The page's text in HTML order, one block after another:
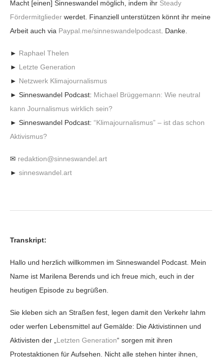
Macht [einen] Sinneswandel möglich, indem ihr Steady
Fördermitglieder werdet. Finanziell unterstützen könnt ihr meine
Arbeit auch via Paypal.me/sinneswandelpodcast . Danke.
► Raphael Thelen
► Letzte Generation
► Netzwerk Klimajournalismus
► Sinneswandel Podcast: Michael Brüggemann: Wie neutral
kann Journalismus wirklich sein?
► Sinneswandel Podcast: “Klimajournalismus” – ist das schon
Aktivismus?
✉ redaktion@sinneswandel.art
► sinneswandel.art
Transkript:
Hallo und herzlich willkommen im Sinneswandel Podcast. Mein
Name ist Marilena Berends und ich freue mich, euch in der
heutigen Episode zu begrüßen.
Sie kleben sich an Straßen fest, legen damit den Verkehr lahm
oder werfen Lebensmittel auf Gemälde: Die Aktivistinnen und
Aktivisten der „ Letzten Generation“ sorgen mit ihren
Protestaktionen für Aufsehen. Nicht alle stehen hinter ihnen,